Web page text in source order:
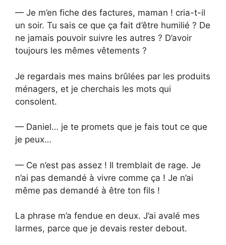
— Je m’en fiche des factures, maman ! cria-t-il
un soir. Tu sais ce que ça fait d’être humilié ? De
ne jamais pouvoir suivre les autres ? D’avoir
toujours les mêmes vêtements ?
Je regardais mes mains brûlées par les produits
ménagers, et je cherchais les mots qui
consolent.
— Daniel… je te promets que je fais tout ce que
je peux…
— Ce n’est pas assez ! Il tremblait de rage. Je
n’ai pas demandé à vivre comme ça ! Je n’ai
même pas demandé à être ton fils !
La phrase m’a fendue en deux. J’ai avalé mes
larmes, parce que je devais rester debout.